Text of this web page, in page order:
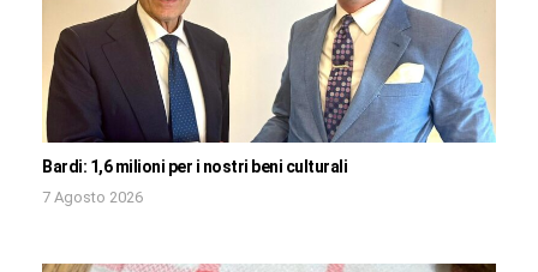
Bardi: 1,6 milioni per i nostri beni culturali
7 Agosto 2026